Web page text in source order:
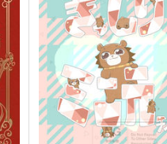
いずれ同じ鍵
光々‐みつみつ‐
865 円（税込）
杉元佐一×尾形百之助
サンプル 作品詳細